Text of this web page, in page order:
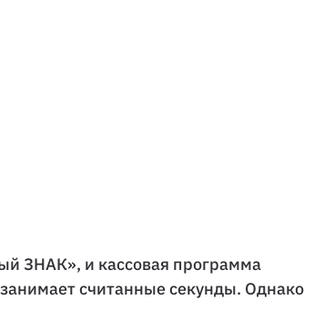
ЗНАК», и кассовая программа
считанные секунды. Однако